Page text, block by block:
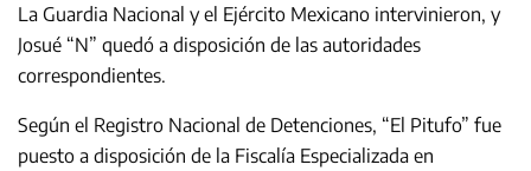
La Guardia Nacional y el Ejército Mexicano intervinieron, y
Josué “N” quedó a disposición de las autoridades
correspondientes.
Según el Registro Nacional de Detenciones, “El Pitufo” fue
puesto a disposición de la Fiscalía Especializada en